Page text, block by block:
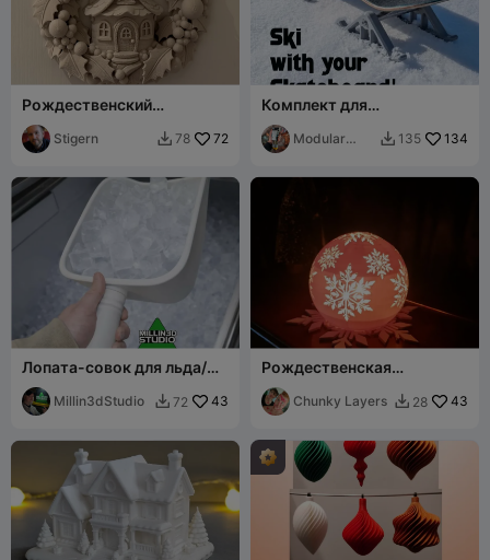
Рождественский
сказочный венок
Stigern  78 72
Комплект для
переоборудования
скейтборда в сноускейт
Modular
 135 134
Лопата-совок для льда/
снега/песка,
многофункциональный
инструмент
Millin3dStudio  72 43
Рождественская
колыбель «Эмбер-Глоу»
Chunky Layers  28 43